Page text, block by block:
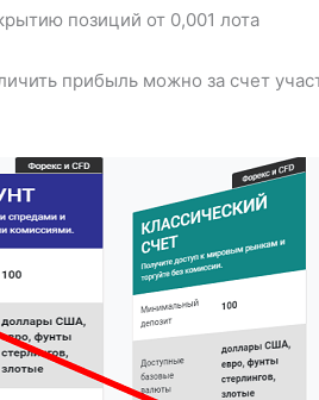
позиций от 0,001 лота
прибыль можно за счет